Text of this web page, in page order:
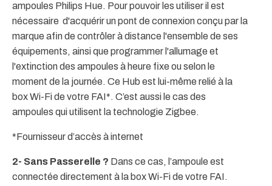
ampoules Philips Hue. Pour pouvoir les utiliser il est
nécessaire d'acquérir un pont de connexion conçu par la
marque afin de contrôler à distance l'ensemble de ses
équipements, ainsi que programmer l'allumage et
l'extinction des ampoules à heure fixe ou selon le
moment de la journée. Ce Hub est lui-même relié à la
box Wi-Fi de votre FAI*. C’est aussi le cas des
ampoules qui utilisent la technologie Zigbee.
*Fournisseur d’accès à internet
2- Sans Passerelle ? Dans ce cas, l’ampoule est
connectée directement à la box Wi-Fi de votre FAI.